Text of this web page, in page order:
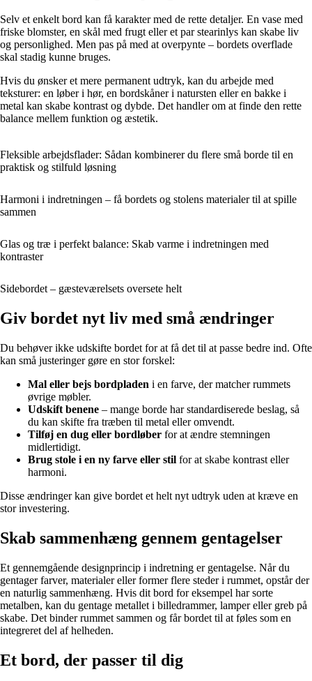
Selv et enkelt bord kan få karakter med de rette detaljer. En vase med
friske blomster, en skål med frugt eller et par stearinlys kan skabe liv
og personlighed. Men pas på med at overpynte – bordets overflade
skal stadig kunne bruges.
Hvis du ønsker et mere permanent udtryk, kan du arbejde med
teksturer: en løber i hør, en bordskåner i natursten eller en bakke i
metal kan skabe kontrast og dybde. Det handler om at finde den rette
balance mellem funktion og æstetik.
Fleksible arbejdsflader: Sådan kombinerer du flere små borde til en
praktisk og stilfuld løsning
Harmoni i indretningen – få bordets og stolens materialer til at spille
sammen
Glas og træ i perfekt balance: Skab varme i indretningen med
kontraster
Sidebordet – gæsteværelsets oversete helt
Giv bordet nyt liv med små ændringer
Du behøver ikke udskifte bordet for at få det til at passe bedre ind. Ofte
kan små justeringer gøre en stor forskel:
Mal eller bejs bordpladen i en farve, der matcher rummets
øvrige møbler.
Udskift benene – mange borde har standardiserede beslag, så
du kan skifte fra træben til metal eller omvendt.
Tilføj en dug eller bordløber for at ændre stemningen
midlertidigt.
Brug stole i en ny farve eller stil for at skabe kontrast eller
harmoni.
Disse ændringer kan give bordet et helt nyt udtryk uden at kræve en
stor investering.
Skab sammenhæng gennem gentagelser
Et gennemgående designprincip i indretning er gentagelse. Når du
gentager farver, materialer eller former flere steder i rummet, opstår der
en naturlig sammenhæng. Hvis dit bord for eksempel har sorte
metalben, kan du gentage metallet i billedrammer, lamper eller greb på
skabe. Det binder rummet sammen og får bordet til at føles som en
integreret del af helheden.
Et bord, der passer til dig